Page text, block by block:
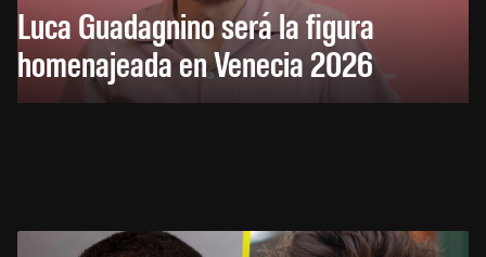
Luca Guadagnino será la figura
homenajeada en Venecia 2026